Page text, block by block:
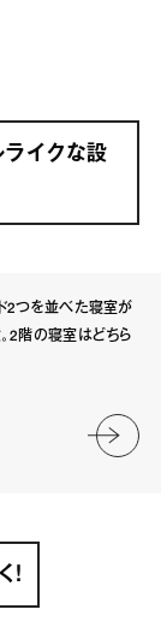
ライクな設
2つを並べた寝室が
2階の寝室はどちら